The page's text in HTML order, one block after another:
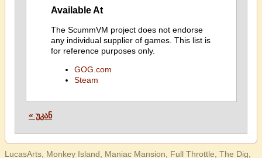
Available At
The ScummVM project does not endorse
any individual supplier of games. This list is
for reference purposes only.
GOG.com
Steam
« უკან
LucasArts, Monkey Island, Maniac Mansion, Full Throttle, The Dig,